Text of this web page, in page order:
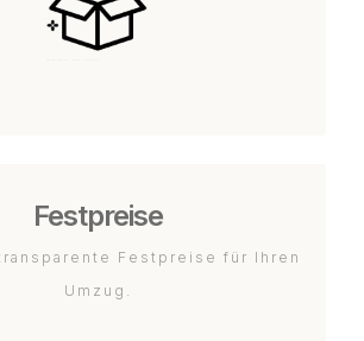
Festpreise
Festpreise für Ihren
Umzug.